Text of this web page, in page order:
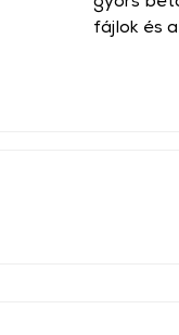
fájlok és